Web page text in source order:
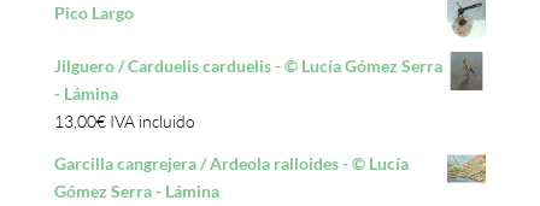
Pico Largo
Jilguero / Carduelis carduelis - © Lucía Gómez Serra
- Lámina
13,00€ IVA incluido
Garcilla cangrejera / Ardeola ralloides - © Lucía
Gómez Serra - Lámina